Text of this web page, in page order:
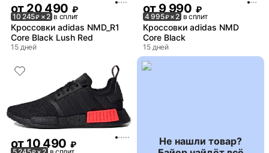
от20 490 ₽
10 245₽ × 2 в сплит
Кроссовки adidas NMD_R1
Core Black Lush Red
15 дней
от9 990 ₽
4 995₽× 2 в сплит
Кроссовки adidas NMD
Core Black
15 дней
от 10 490 ₽
Не нашли товар?